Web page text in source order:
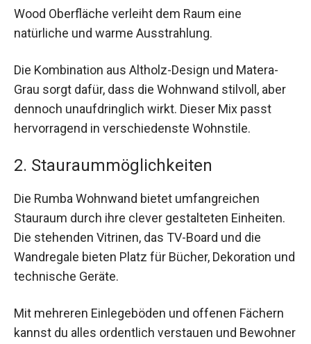
Wood Oberfläche verleiht dem Raum eine
natürliche und warme Ausstrahlung.
Die Kombination aus Altholz-Design und Matera-
Grau sorgt dafür, dass die Wohnwand stilvoll, aber
dennoch unaufdringlich wirkt. Dieser Mix passt
hervorragend in verschiedenste Wohnstile.
2. Stauraummöglichkeiten
Die Rumba Wohnwand bietet umfangreichen
Stauraum durch ihre clever gestalteten Einheiten.
Die stehenden Vitrinen, das TV-Board und die
Wandregale bieten Platz für Bücher, Dekoration und
technische Geräte.
Mit mehreren Einlegeböden und offenen Fächern
kannst du alles ordentlich verstauen und Bewohner